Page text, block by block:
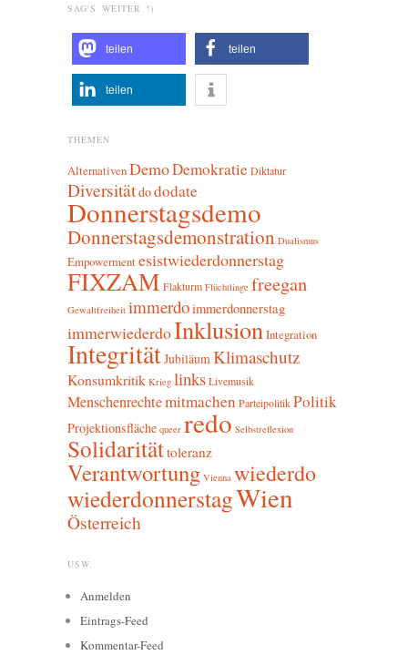
SAG'S WEITER !)
teilen teilen
teilen
THEMEN
AlternativenDemoDemokratie Diktatur
Diversitätdododate
Donnerstagsdemo
Donnerstagsdemonstration Dualismus
Empowermentesistwiederdonnerstag
FIXZAM Flakturm Flüchtlinge freegan
Gewaltfreiheit immerdoimmerdonnerstag
immerwiederdoInklusionIntegration
IntegritätJubiläumKlimaschutz
Konsumkritik Krieg linksLivemusik
Menschenrechtemitmachen ParteipolitikPolitik
Projektionsfläche queer redo Selbstreflexion
Solidaritättoleranz
Verantwortung Vienna wiederdo
wiederdonnerstagWien
Österreich
USW.
Anmelden
Eintrags-Feed
Kommentar-Feed